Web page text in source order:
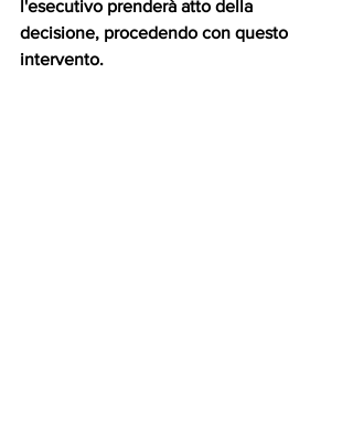
l'esecutivo prenderà atto della
decisione, procedendo con questo
intervento.